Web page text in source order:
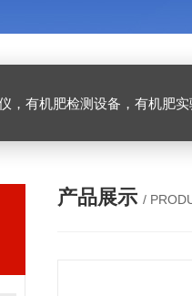
肥检测设备，有机肥实验室设备，生物有
产品展示 /